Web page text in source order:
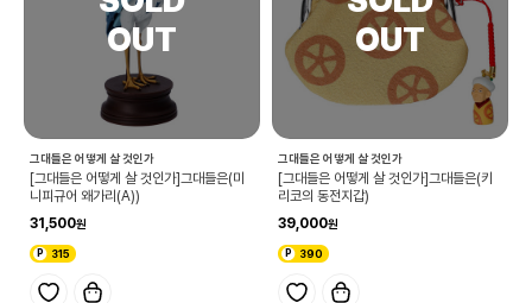
그대들은 어떻게 살 것인가
[그대들은 어떻게 살 것인가]그대들은(미
니피규어 왜가리(A))
31,500
315
그대들은 어떻게 살 것인가
[그대들은 어떻게 살 것인가]그대들은(키
리코의 동전지갑)
39,000
390